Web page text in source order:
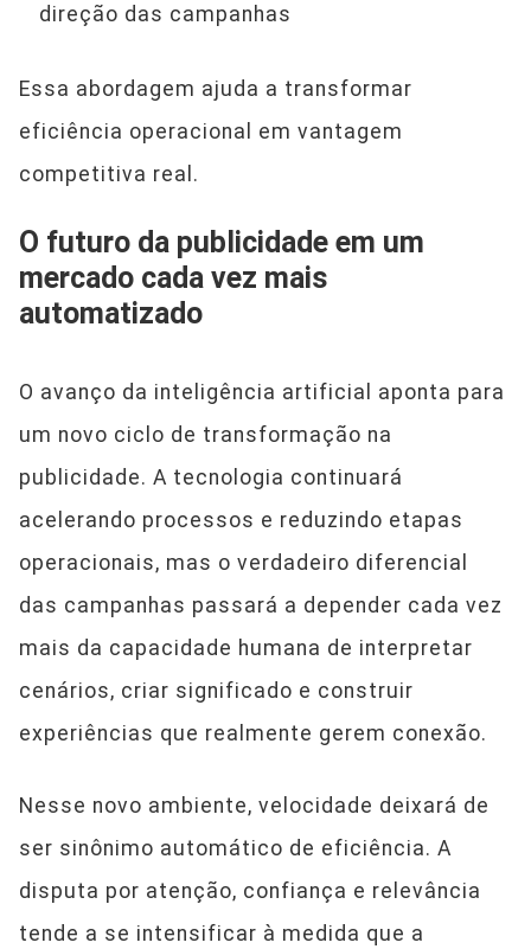
direção das campanhas
Essa abordagem ajuda a transformar
eficiência operacional em vantagem
competitiva real.
O futuro da publicidade em um
mercado cada vez mais
automatizado
O avanço da inteligência artificial aponta para
um novo ciclo de transformação na
publicidade. A tecnologia continuará
acelerando processos e reduzindo etapas
operacionais, mas o verdadeiro diferencial
das campanhas passará a depender cada vez
mais da capacidade humana de interpretar
cenários, criar significado e construir
experiências que realmente gerem conexão.
Nesse novo ambiente, velocidade deixará de
ser sinônimo automático de eficiência. A
disputa por atenção, confiança e relevância
tende a se intensificar à medida que a